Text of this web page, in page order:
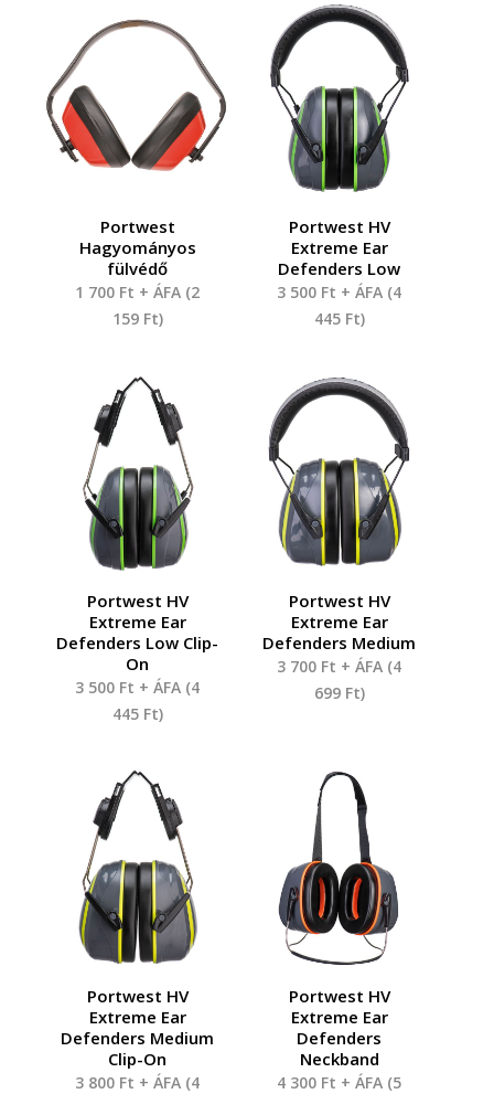
Portwest
Hagyományos
fülvédő
1 700 Ft + ÁFA (2
159 Ft)
Portwest HV
Extreme Ear
Defenders Low
3 500 Ft + ÁFA (4
445 Ft)
Portwest HV
Extreme Ear
Defenders Low Clip-
On
3 500 Ft + ÁFA (4
445 Ft)
Portwest HV
Extreme Ear
Defenders Medium
3 700 Ft + ÁFA (4
699 Ft)
Portwest HV
Extreme Ear
Defenders Medium
Clip-On
3 800 Ft + ÁFA (4
Portwest HV
Extreme Ear
Defenders
Neckband
4 300 Ft + ÁFA (5